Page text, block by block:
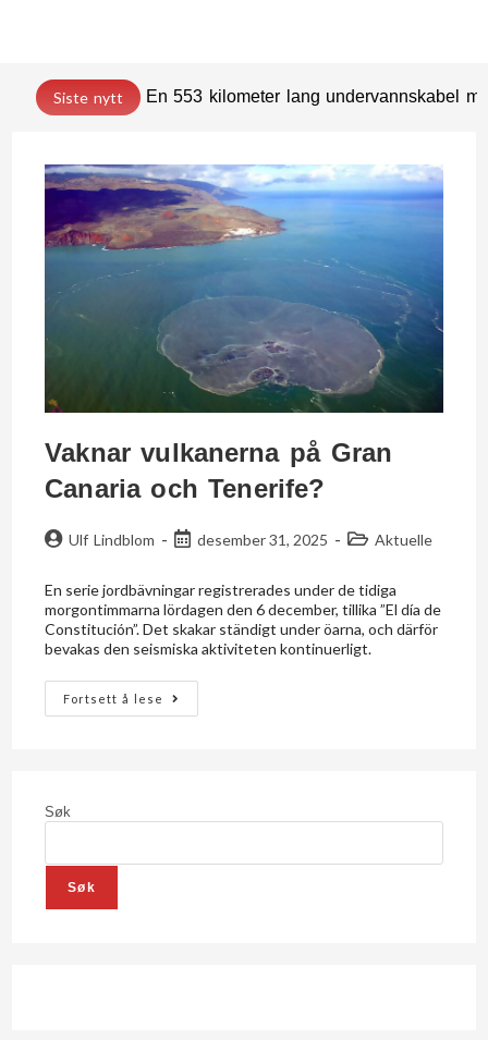
Siste nytt En 553 kilometer lang undervannskabel
Vaknar vulkanerna på Gran
Canaria och Tenerife?
Ulf Lindblom desember 31, 2025 Aktuelle
En serie jordbävningar registrerades under de tidiga
morgontimmarna lördagen den 6 december, tillika ”El día de
Constitución”. Det skakar ständigt under öarna, och därför
bevakas den seismiska aktiviteten kontinuerligt.
Fortsett å lese
Søk
Søk